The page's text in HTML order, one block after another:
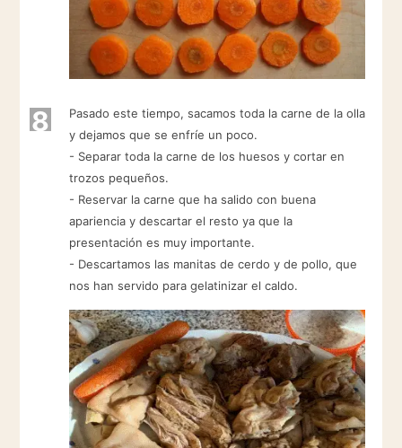
8
Pasado este tiempo, sacamos toda la carne de la olla
y dejamos que se enfríe un poco.
- Separar toda la carne de los huesos y cortar en
trozos pequeños.
- Reservar la carne que ha salido con buena
apariencia y descartar el resto ya que la
presentación es muy importante.
- Descartamos las manitas de cerdo y de pollo, que
nos han servido para gelatinizar el caldo.